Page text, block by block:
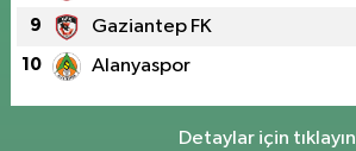
9 Gaziantep FK
10 Alanyaspor
Detaylar için tıklayın